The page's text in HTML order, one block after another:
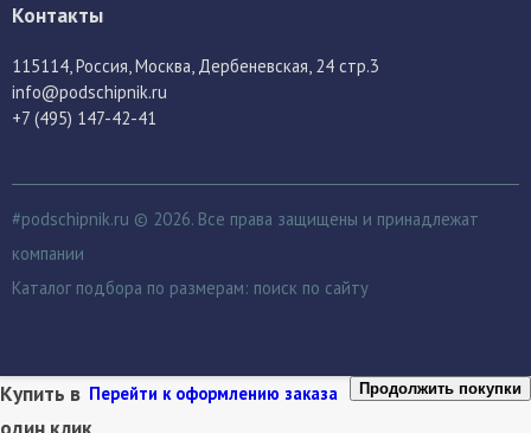
Контакты
115114 , Россия, Москва, Дербеневская, 24 стр.3
info@podschipnik.ru
+7 (495) 147-42-41
#podschipnik.ru © 2026. Все права защищены и принадлежат
компании
Каталог подбора по размерам: поиск по сайту
Продолжить покупки
Перейти к оформлению заказа
Купить в
один клик